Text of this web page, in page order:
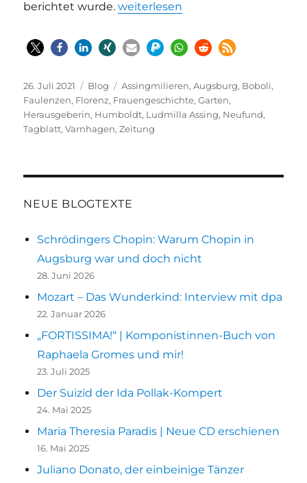
berichtet wurde.„Assingmilieren in Florenz |
weiterlesen
Veröffentlicht
am
26. Juli 2021 Kategorien
Blog Schlagwörter
Assingmilieren,Augsburg, Boboli,
Faulenzen, Florenz, Frauengeschichte,Garten,
Herausgeberin, Humboldt, Ludmilla Assing, Neufund,
Tagblatt,Varnhagen,Zeitung
NEUE BLOGTEXTE
Schrödingers Chopin: Warum Chopin in
Augsburg war und doch nicht
28. Juni 2026
Mozart – Das Wunderkind: Interview mit dpa
22. Januar 2026
„FORTISSIMA!“ | Komponistinnen-Buch von
Raphaela Gromes und mir!
23. Juli 2025
Der Suizid der Ida Pollak-Kompert
24. Mai 2025
Maria Theresia Paradis | Neue CD erschienen
16. Mai 2025
Juliano Donato, der einbeinige Tänzer